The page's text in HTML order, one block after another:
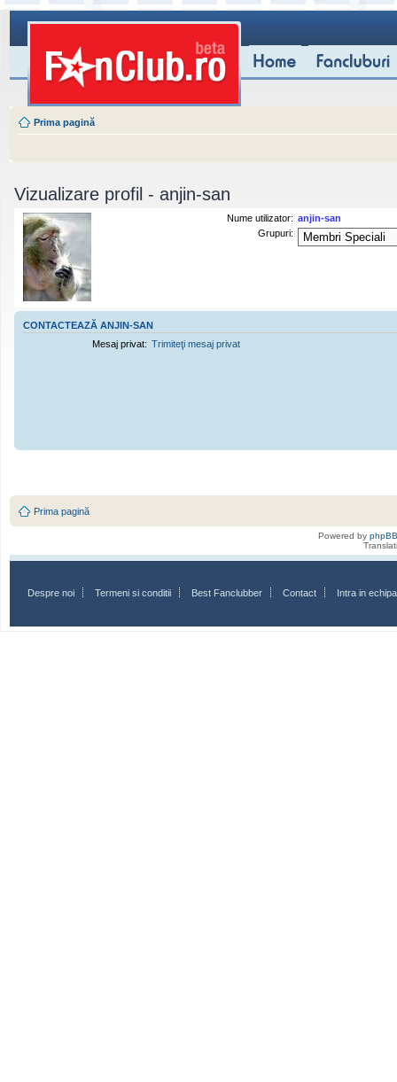
Prima pagină
Vizualizare profil - anjin-san
Nume utilizator: anjin-san
Grupuri:
CONTACTEAZĂ ANJIN-SAN
Mesaj privat: Trimiteţi mesaj privat
Prima pagină
Powered by phpBB
Despre noi Termeni si conditii Best Fanclubber Contact Intra in